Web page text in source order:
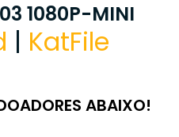
1080P-MINI
| KatFile
ABAIXO!